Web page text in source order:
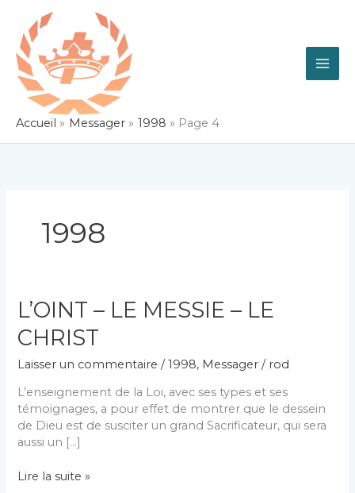
contenu
Accueil Messager 1998 Page 4
1998
L’OINT – LE MESSIE – LE
CHRIST
Laisser un commentaire /1998, Messager / rod
L’enseignement de la Loi, avec ses types et ses
témoignages, a pour effet de montrer que le dessein
de Dieu est de susciter un grand Sacrificateur, qui sera
aussi un […]
L’OINT
Lire la suite »